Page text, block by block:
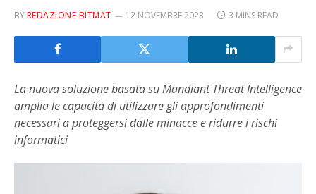
BYREDAZIONE BITMAT 12 NOVEMBRE 2023 3 MINS READ
La nuova soluzione basata su Mandiant Threat Intelligence
amplia le capacità di utilizzare gli approfondimenti
necessari a proteggersi dalle minacce e ridurre i rischi
informatici